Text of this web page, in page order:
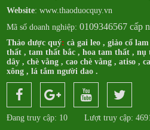
Website: www.thaoduocquy.vn
Mã số doanh nghiệp:0109346567 cấp
Thảo dược quý:cà gai leo ,giảo cổ lam
thất ,tam thất bắc ,hoa tam thất ,nụ
dây ,chè vằng ,cao chè vằng ,atiso ,
xông ,lá tắm người dao .
Đang truy cập: 10 Lượt truy cập: